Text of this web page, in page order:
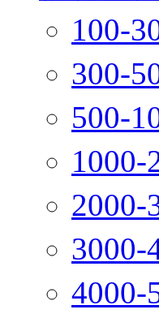
100-
300-
500-
1000-
2000-
3000-
4000-